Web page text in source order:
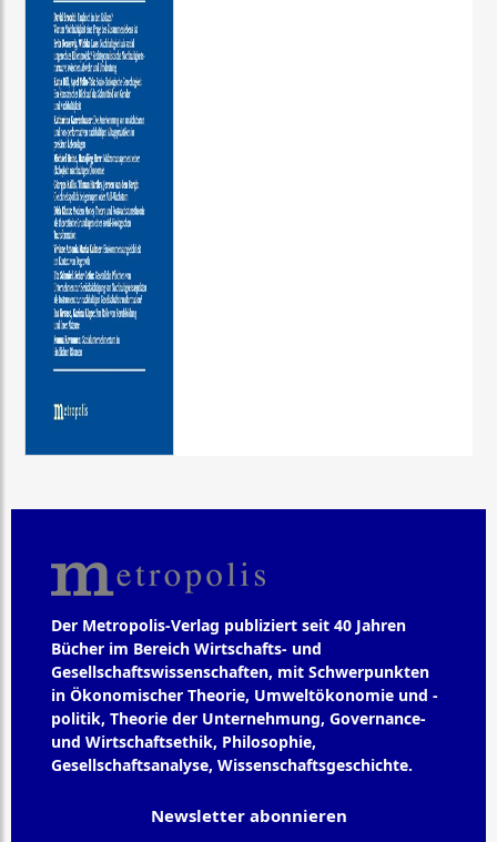
Der Metropolis-Verlag publiziert seit 40 Jahren
Bücher im Bereich Wirtschafts- und
Gesellschaftswissenschaften, mit Schwerpunkten
in Ökonomischer Theorie, Umweltökonomie und -
politik, Theorie der Unternehmung, Governance-
und Wirtschaftsethik, Philosophie,
Gesellschaftsanalyse, Wissenschaftsgeschichte.
Newsletter abonnieren